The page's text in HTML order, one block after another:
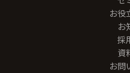
お役
お
採
資
お問